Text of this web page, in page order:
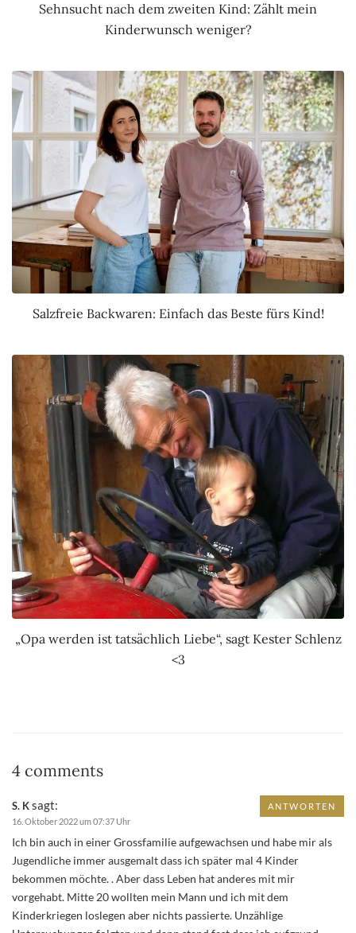
Sehnsucht nach dem zweiten Kind: Zählt mein
Kinderwunsch weniger?
Salzfreie Backwaren: Einfach das Beste fürs Kind!
„Opa werden ist tatsächlich Liebe“, sagt Kester Schlenz
<3
4 comments
S. Ksagt:
16. Oktober 2022 um 07:37 Uhr
Ich bin auch in einer Grossfamilie aufgewachsen und habe mir als
Jugendliche immer ausgemalt dass ich später mal 4 Kinder
bekommen möchte. . Aber dass Leben hat anderes mit mir
vorgehabt. Mitte 20 wollten mein Mann und ich mit dem
Kinderkriegen loslegen aber nichts passierte. Unzählige
ANTWORTEN